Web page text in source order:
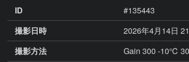
ID
#135443
撮影日時
2026年4月14日
撮影方法
Gain 300 -10℃